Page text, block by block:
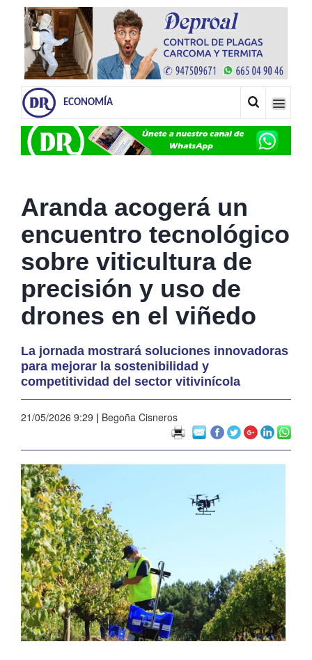
ECONOMÍA
Aranda acogerá un
encuentro tecnológico
sobre viticultura de
precisión y uso de
drones en el viñedo
La jornada mostrará soluciones innovadoras
para mejorar la sostenibilidad y
competitividad del sector vitivinícola
21/05/2026 9:29 | Begoña Cisneros